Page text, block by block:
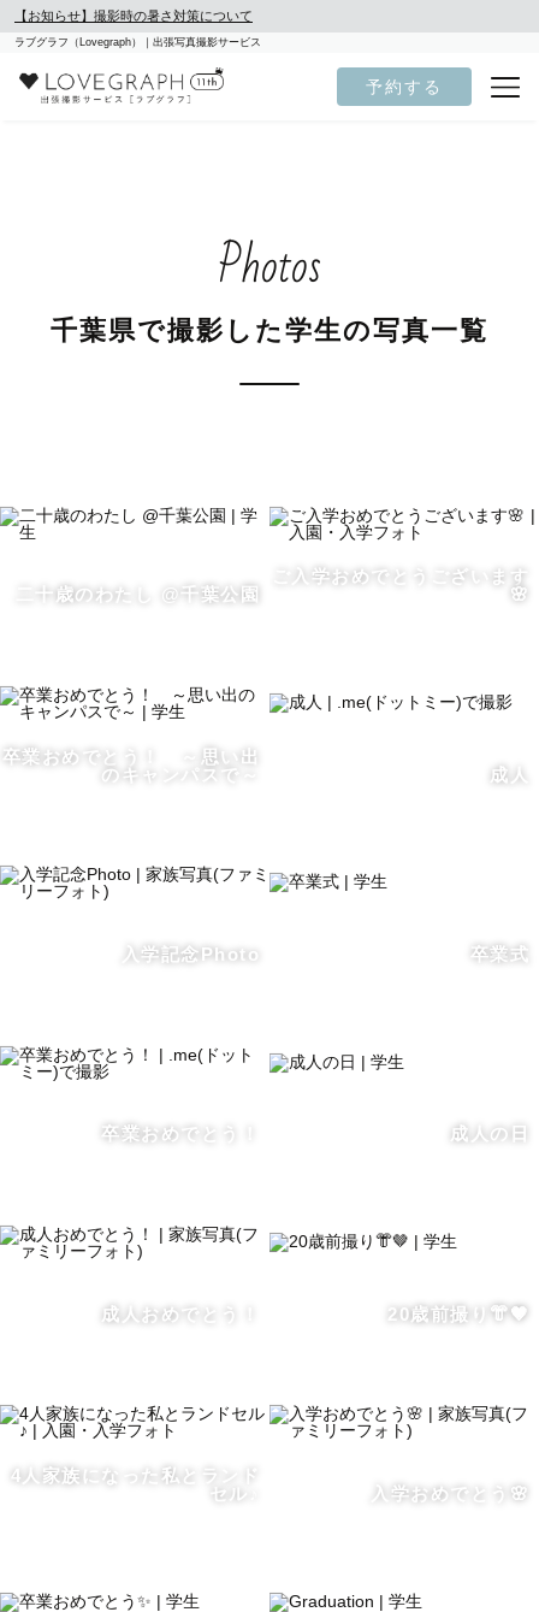
【お知らせ】撮影時の暑さ対策について
ラブグラフ（Lovegraph）｜出張写真撮影サービス
予約する
Photos
千葉県で撮影した学生の写真一覧
二十歳のわたし @千葉公園
ご入学おめでとうございます
🌸
卒業おめでとう！ ～思い出
のキャンパスで～
成人
入学記念Photo 卒業式
卒業おめでとう！ 成人の日
成人おめでとう！ 20歳前撮り👘🤎
4人家族になった私とランド
セル♪
入学おめでとう🌸